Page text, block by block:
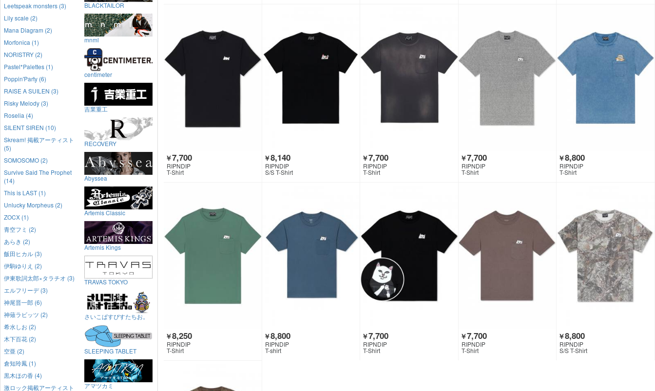
￥7,700
RIPNDIP
T-Shirt
￥8,140
RIPNDIP
S/S T-Shirt
￥7,700
RIPNDIP
T-Shirt
￥7,700
RIPNDIP
T-Shirt
￥8,800
RIPNDIP
T-Shirt
￥8,250
RIPNDIP
T-Shirt
￥8,800
RIPNDIP
T-shirt
￥7,700
RIPNDIP
T-Shirt
￥7,700
RIPNDIP
T-Shirt
￥8,800
RIPNDIP
S/S T-Shirt
Leetspeak monsters (3)
Lily scale (2)
Mana Diagram (2)
Morfonica (1)
NORISTRY (2)
Pastel*Palettes (1)
Poppin'Party (6)
RAISE A SUILEN (3)
Risky Melody (3)
Roselia (4)
SILENT SIREN (10)
Skream! 掲載アーティスト
(5)
SOMOSOMO (2)
Survive Said The Prophet
(14)
This is LAST (1)
Unlucky Morpheus (2)
ZOCX (1)
青空フミ (2)
あらき (2)
飯田ヒカル (3)
伊駒ゆりえ (2)
伊東歌詞太郎×タラチオ (3)
エルフリーデ (3)
神尾晋一郎 (6)
神薙ラビッツ (2)
希水しお (2)
木下百花 (2)
空亜 (2)
倉知玲鳳 (1)
黒木ほの香 (4)
激ロック掲載アーティスト
BLACKTAILOR
mnml
centimeter
吉業重工
RECOVERY
Abyssea
Artemis Classic
Artemis Kings
TRAVAS TOKYO
さいこぱすぴすたちお。
SLEEPING TABLET
アマツカミ